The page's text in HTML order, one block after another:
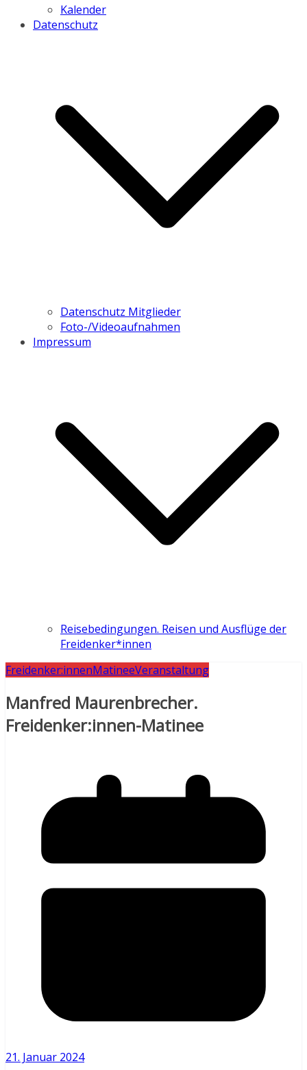
Kalender
Datenschutz
Datenschutz Mitglieder
Foto-/Videoaufnahmen
Impressum
Reisebedingungen. Reisen und Ausflüge der
Freidenker*innen
Freidenker:innenMatineeVeranstaltung
Manfred Maurenbrecher.
Freidenker:innen-Matinee
21. Januar 2024